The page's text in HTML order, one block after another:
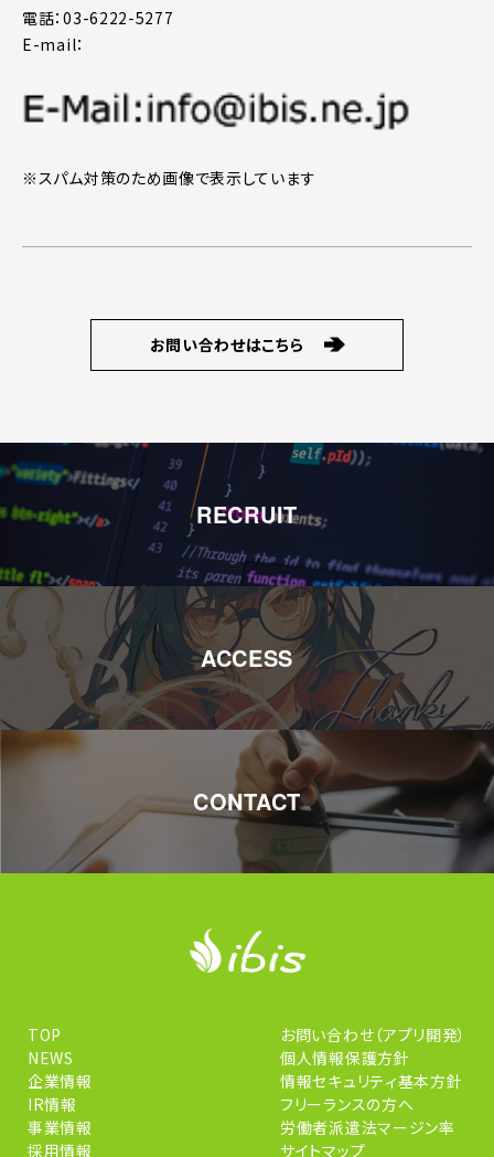
電話：03-6222-5277
E-mail：
※スパム対策のため画像で表示しています
お問い合わせはこちら
RECRUIT
ACCESS
CONTACT
TOP
NEWS
企業情報
IR情報
事業情報
採用情報
お問い合わせ（アプリ開発）
個人情報保護方針
情報セキュリティ基本方針
フリーランスの方へ
労働者派遣法マージン率
サイトマップ